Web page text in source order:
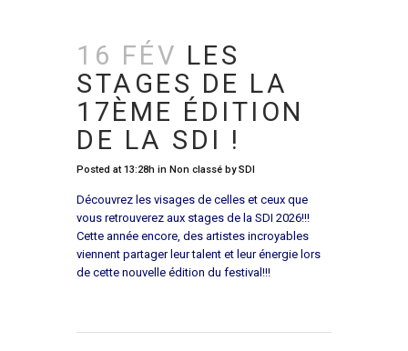
16 FÉV LES
STAGES DE LA
17ÈME ÉDITION
DE LA SDI !
Posted at 13:28h in Non classé bySDI
Découvrez les visages de celles et ceux que
vous retrouverez aux stages de la SDI 2026!!!
Cette année encore, des artistes incroyables
viennent partager leur talent et leur énergie lors
de cette nouvelle édition du festival!!!